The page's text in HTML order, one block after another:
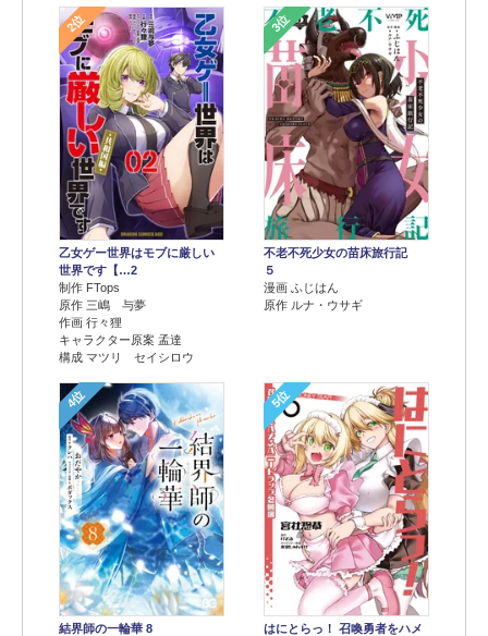
2位
乙女ゲー世界はモブに厳しい
世界です【…2
制作 FTops
原作 三嶋 与夢
作画 行々狸
キャラクター原案 孟達
構成 マツリ セイシロウ
3位
不老不死少女の苗床旅行記
５
漫画 ふじはん
原作 ルナ・ウサギ
4位
結界師の一輪華 8
5位
はにとらっ！ 召喚勇者をハメ